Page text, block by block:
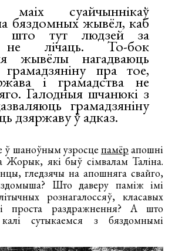
маіх суайчыннікаў
бяздомных жывёл, каб
што тут людзей за
лічаць. То-бок
жывёлы нагадваюць
пра тое,
і грамадства не
Галодныя шчанюкі з
грамадзяніну
дзяржаву ў адказ.
ў шаноўным узросце памёрапошні
Жорык, які быў сімвалам Таліна.
гледзячы на апошняга свайго,
Што даверу паміж імі
рознагалоссяў, класавых
і проста раздражнення? А што
сутыкаемся з бяздомнымі